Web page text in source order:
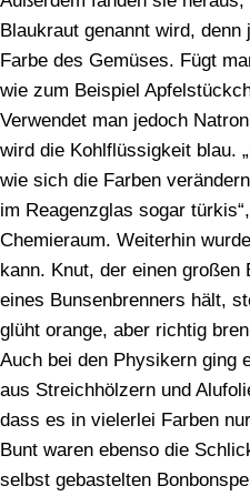
Blaukraut genannt wird,
Farbe des Gemüses. Fügt
wie zum Beispiel
Verwendet man jedoch
wird die Kohlflüssigkeit blau.
wie sich die Farben
im Reagenzglas sogar
Chemieraum. Weiterhin
kann. Knut, der einen großen
eines Bunsenbrenners hält,
glüht orange, aber richtig
Auch bei den Physikern ging
aus Streichhölzern und
dass es in vielerlei Farben
Bunt waren ebenso die
selbst gebastelten